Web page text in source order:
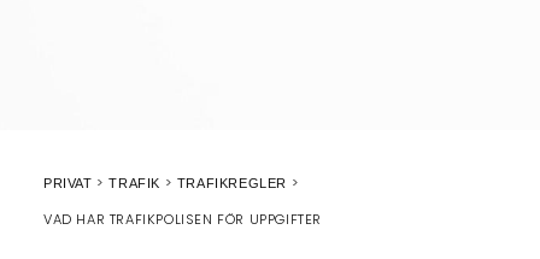
PRIVAT TRAFIK TRAFIKREGLER
VAD HAR TRAFIKPOLISEN FÖR UPPGIFTER